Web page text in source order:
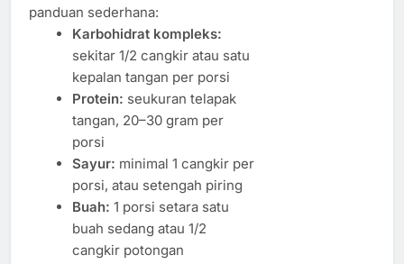
panduan sederhana:
Karbohidrat kompleks:
sekitar 1/2 cangkir atau satu
kepalan tangan per porsi
Protein: seukuran telapak
tangan, 20–30 gram per
porsi
Sayur: minimal 1 cangkir per
porsi, atau setengah piring
Buah: 1 porsi setara satu
buah sedang atau 1/2
cangkir potongan